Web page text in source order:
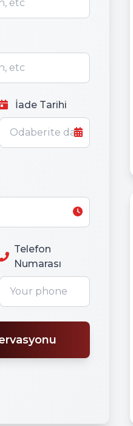
İade Tarihi
Telefon
Numarası